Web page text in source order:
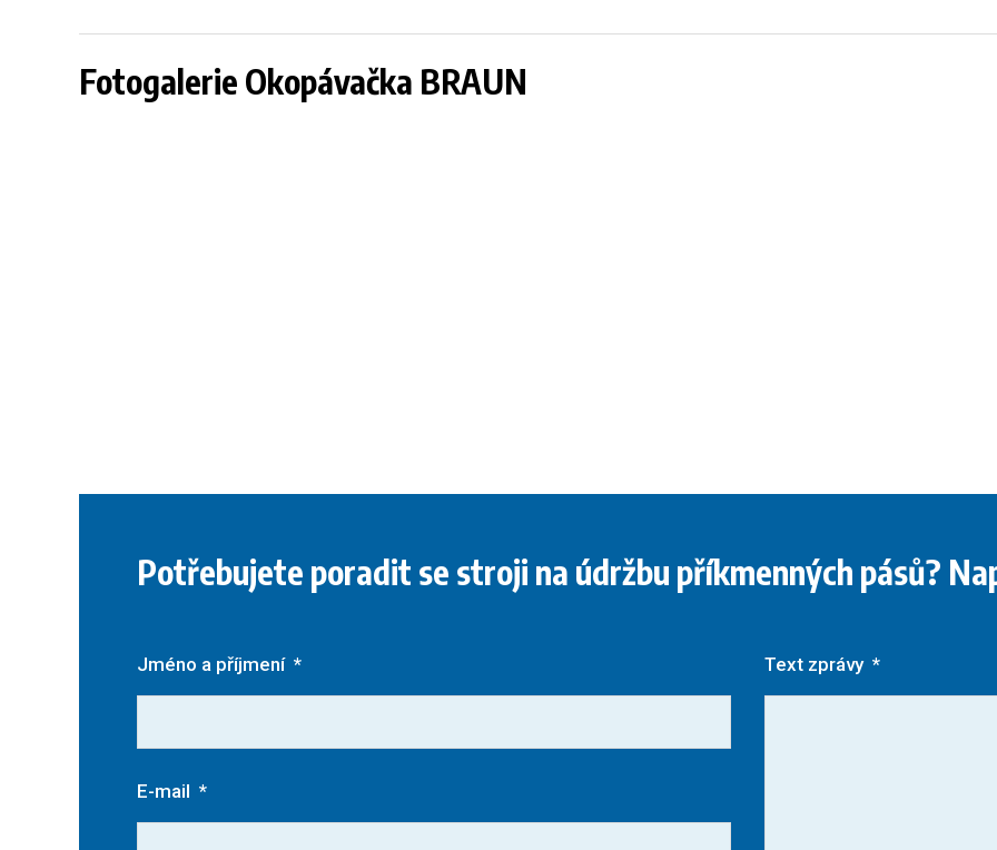
Fotogalerie Okopávačka BRAUN
Potřebujete poradit se stroji na údržbu příkmenných pásů?
Jméno a příjmení *
E-mail *
Text zprávy *